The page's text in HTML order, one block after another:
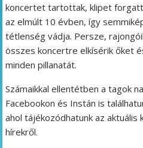
koncertet tartottak, klipet
az elmúlt 10 évben, így
tétlenség vádja. Persze,
összes koncertre elkísérik őket
minden pillanatát.
Számaikkal ellentétben a tagok
Facebookon és Instán is
ahol tájékozódhatunk az
hírekről.